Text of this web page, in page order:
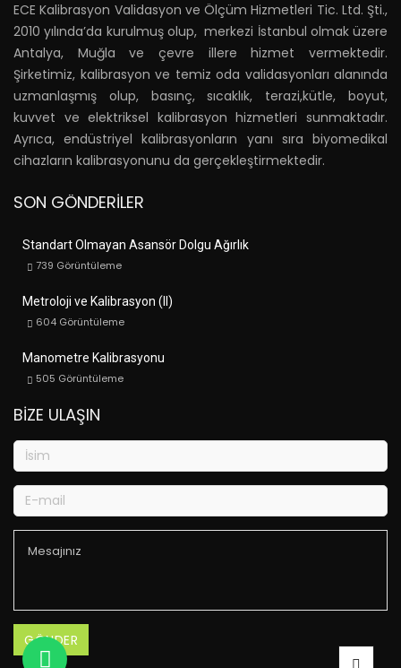
ECE Kalibrasyon Validasyon ve Ölçüm Hizmetleri Tic. Ltd. Şti.,
2010 yılında’da kurulmuş olup, merkezi İstanbul olmak üzere
Antalya, Muğla ve çevre illere hizmet vermektedir.
Şirketimiz, kalibrasyon ve temiz oda validasyonları alanında
uzmanlaşmış olup, basınç, sıcaklık, terazi,kütle, boyut,
kuvvet ve elektriksel kalibrasyon hizmetleri sunmaktadır.
Ayrıca, endüstriyel kalibrasyonların yanı sıra biyomedikal
cihazların kalibrasyonunu da gerçekleştirmektedir.
SON GÖNDERILER
Standart Olmayan Asansör Dolgu Ağırlık
739 Görüntüleme
Metroloji ve Kalibrasyon (II)
604 Görüntüleme
Manometre Kalibrasyonu
505 Görüntüleme
BIZE ULAŞIN